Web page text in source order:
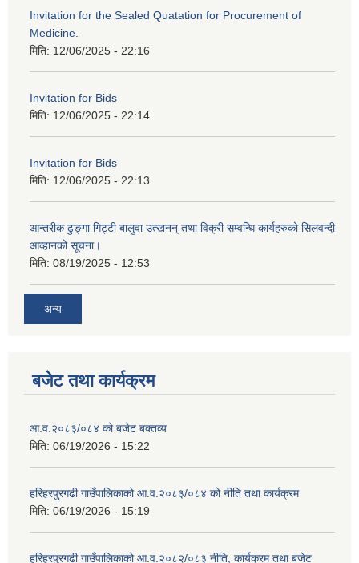
Invitation for the Sealed Quatation for Procurement of
Medicine.
मिति: 12/06/2025 - 22:16
Invitation for Bids
मिति: 12/06/2025 - 22:14
Invitation for Bids
मिति: 12/06/2025 - 22:13
आन्तरीक ढुङ्गा गिट्टी बालुवा उत्खनन् तथा विक्री सम्वन्धि कार्यहरुको सिलवन्दी
आव्हानको सूचना।
मिति: 08/19/2025 - 12:53
अन्य
बजेट तथा कार्यक्रम
आ.व.२०८३/०८४ को बजेट बक्तव्य
मिति: 06/19/2026 - 15:22
हरिहरपुरगढी गाउँपालिकाको आ.व.२०८३/०८४ को नीति तथा कार्यक्रम
मिति: 06/19/2026 - 15:19
हरिहरपुरगढी गाउँपालिकाको आ.व.२०८२/०८३ नीति, कार्यक्रम तथा बजेट